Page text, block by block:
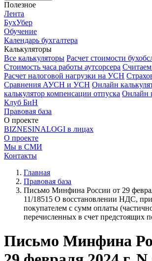
Полезное
Лента
БухУбер
Обучение
Календарь бухгалтера
Калькуляторы
Все калькуляторы Расчет стоимости
Стоимость часа работы аутсорсера
Расчет налоговой нагрузки на УСН
Сравнения АУСН и УСН Онлайн
калькулятор компенсации отпуска Онлайн
Клуб БиН
Правовая база
О проекте
BIZNESINALOGI в лицах
О проекте
Мы в СМИ
Контакты
Главная
Правовая база
Письмо Минфина России от 29
11/18515 О восстановлении НДС,
покупателем с сумм оплаты
перечисленных в счет предстоящих
Письмо Минфина